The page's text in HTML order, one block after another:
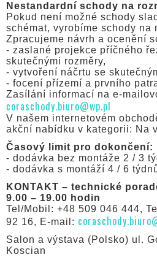
Nestandardní schody na
Pokud není možné schody
schémat, vyrobíme schody na
Zpracujeme návrh a ocenění
- zaslané projekce příčného
skutečnými rozměry,
- vytvoření náčrtu se
- focení přízemí a prvního
Zasílání informací na e-
coraschody.biuro@wp.pl
V našem internetovém
akční nabídku v kategorii: Na
Časový limit pro dokončení:
- dodávka bez montáže 2 / 3
- dodávka s montáží 4 / 6
KONTAKT – technické
9.00 – 19.00 hodin
Tel/Mobil: +48 509 046 444,
92 16, E-mail:
Salon a výstava (Polsko) ul.
Koscian